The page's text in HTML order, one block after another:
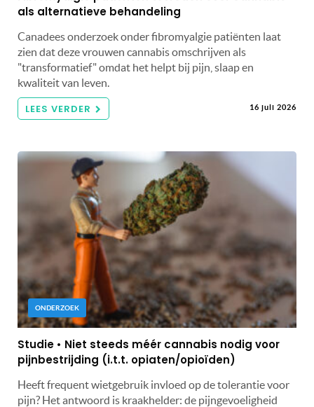
als alternatieve behandeling
Canadees onderzoek onder fibromyalgie patiënten laat
zien dat deze vrouwen cannabis omschrijven als
"transformatief" omdat het helpt bij pijn, slaap en
kwaliteit van leven.
LEES VERDER 16 juli 2026
ONDERZOEK
Studie • Niet steeds méér cannabis nodig voor
pijnbestrijding (i.t.t. opiaten/opioïden)
Heeft frequent wietgebruik invloed op de tolerantie voor
pijn? Het antwoord is kraakhelder: de pijngevoeligheid